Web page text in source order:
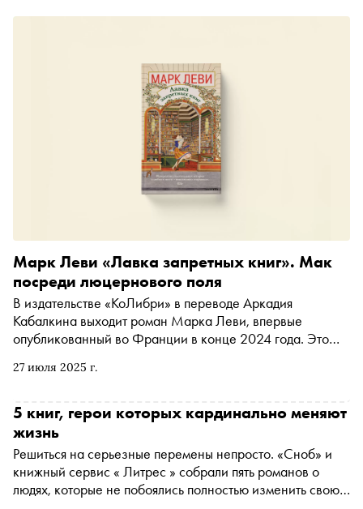
27 июля 2025 г.
Марк Леви «Лавка запретных книг». Мак
посреди люцернового поля
В издательстве «КоЛибри» в переводе Аркадия
Кабалкина выходит роман Марка Леви, впервые
опубликованный во Франции в конце 2024 года. Это
обстоятельств. «Сноб» выбрал фрагмент
5 книг, герои которых кардинально меняют
жизнь
Решиться на серьезные перемены непросто. «Сноб» и
книжный сервис « Литрес » собрали пять романов о
людях, которые не побоялись полностью изменить свою